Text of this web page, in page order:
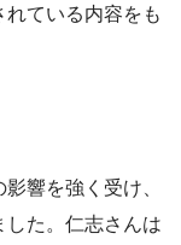
ている内容をも
響を強く受け、
た。仁志さんは